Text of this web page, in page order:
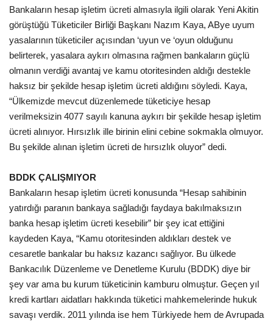
Bankaların hesap işletim ücreti almasıyla ilgili olarak Yeni Akitin
görüştüğü Tüketiciler Birliği Başkanı Nazım Kaya, ABye uyum
yasalarının tüketiciler açısından ‘uyun ve ‘oyun olduğunu
belirterek, yasalara aykırı olmasına rağmen bankaların güçlü
olmanın verdiği avantaj ve kamu otoritesinden aldığı destekle
haksız bir şekilde hesap işletim ücreti aldığını söyledi. Kaya,
“Ülkemizde mevcut düzenlemede tüketiciye hesap
verilmeksizin 4077 sayılı kanuna aykırı bir şekilde hesap işletim
ücreti alınıyor. Hırsızlık ille birinin elini cebine sokmakla olmuyor.
Bu şekilde alınan işletim ücreti de hırsızlık oluyor” dedi.
BDDK ÇALIŞMIYOR
Bankaların hesap işletim ücreti konusunda “Hesap sahibinin
yatırdığı paranın bankaya sağladığı faydaya bakılmaksızın
banka hesap işletim ücreti kesebilir” bir şey icat ettiğini
kaydeden Kaya, “Kamu otoritesinden aldıkları destek ve
cesaretle bankalar bu haksız kazancı sağlıyor. Bu ülkede
Bankacılık Düzenleme ve Denetleme Kurulu (BDDK) diye bir
şey var ama bu kurum tüketicinin kamburu olmuştur. Geçen yıl
kredi kartları aidatları hakkında tüketici mahkemelerinde hukuk
savaşı verdik. 2011 yılında ise hem Türkiyede hem de Avrupada